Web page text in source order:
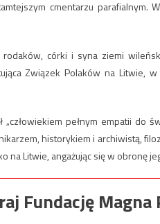
cmentarzu parafialnym.
córki i syna ziemi
Związek Polaków na
„człowiekiem pełnym empatii do
historykiem i archiwistą,
na Litwie, angażując się w obronę
Fundację Magna